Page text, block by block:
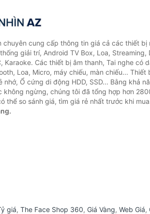
chuyên cung cấp thông tin giá cả các thiết bị
giải trí, Android TV Box, Loa, Streaming,
Karaoke. Các thiết bị âm thanh, Tai nghe có
Loa, Micro, máy chiếu, màn chiếu... Thiết
nhớ, Ổ cứng di động HDD, SSD... Bằng khả
không ngừng, chúng tôi đã tổng hợp hơn
thể so sánh giá, tìm giá rẻ nhất trước khi
giá, The Face Shop 360, Giá Vàng, Web Giá,